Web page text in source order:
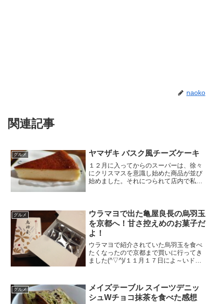
naoko
関連記事
グルメ ヤマザキ バスク風チーズケーキ
１２月に入ってからのスーパーは、徐々
にクリスマスを意識し始めた商品が並び
始めました。それにつられて店内で私は
円（税別）でした。家に帰...
グルメ
ウラマヨで出た亀屋良長の烏羽玉
を京都へ！甘さ控えめのお菓子だ
よ！
ウラマヨで紹介されていた烏羽玉を食べ
たくなったので京都まで買いに行ってき
ました(^▽^)/１１月１７日によ～いド
のオンラインショップ阪急梅田に用事が
あったのでそれを済...
グルメ
メイズテーブル スイーツデニッ
シュWチョコ抹茶を食べた感想